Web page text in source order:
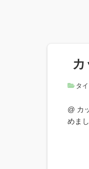
タ
@ カ
めまし